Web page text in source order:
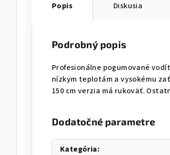
Popis Diskusia
Podrobný popis
Profesionálne pogumované
nízkym teplotám a vysokému
150 cm verzia má rukoväť.
Dodatočné parametre
Kategória: